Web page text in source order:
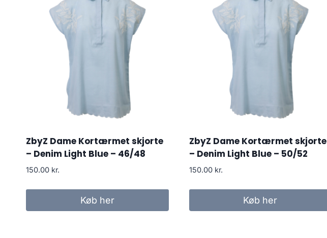
ZbyZ Dame Kortærmet skjorte
– Denim Light Blue – 46/48
150.00 kr.
Køb her
ZbyZ Dame Kortærmet skjorte
– Denim Light Blue – 50/52
150.00 kr.
Køb her